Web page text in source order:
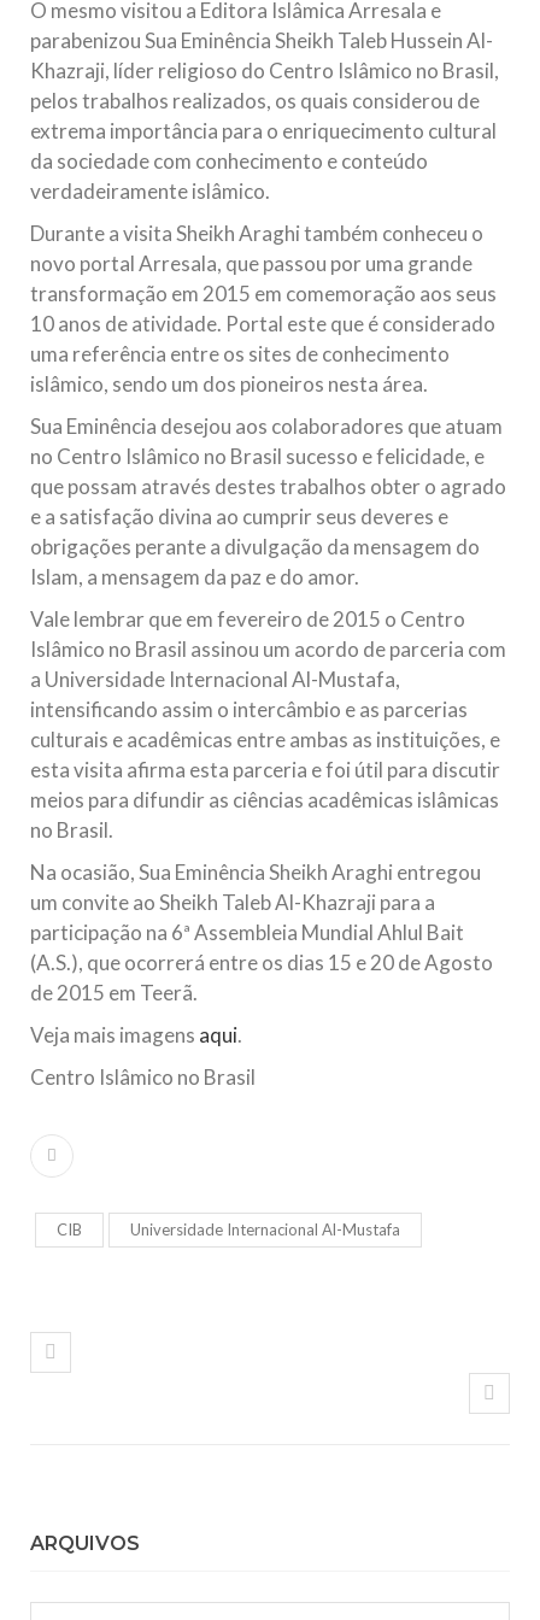
O mesmo visitou a Editora Islâmica Arresala e
parabenizou Sua Eminência Sheikh Taleb Hussein Al-
Khazraji, líder religioso do Centro Islâmico no Brasil,
pelos trabalhos realizados, os quais considerou de
extrema importância para o enriquecimento cultural
da sociedade com conhecimento e conteúdo
verdadeiramente islâmico.
Durante a visita Sheikh Araghi também conheceu o
novo portal Arresala, que passou por uma grande
transformação em 2015 em comemoração aos seus
10 anos de atividade. Portal este que é considerado
uma referência entre os sites de conhecimento
islâmico, sendo um dos pioneiros nesta área.
Sua Eminência desejou aos colaboradores que atuam
no Centro Islâmico no Brasil sucesso e felicidade, e
que possam através destes trabalhos obter o agrado
e a satisfação divina ao cumprir seus deveres e
obrigações perante a divulgação da mensagem do
Islam, a mensagem da paz e do amor.
Vale lembrar que em fevereiro de 2015 o Centro
Islâmico no Brasil assinou um acordo de parceria com
a Universidade Internacional Al-Mustafa,
intensificando assim o intercâmbio e as parcerias
culturais e acadêmicas entre ambas as instituições, e
esta visita afirma esta parceria e foi útil para discutir
meios para difundir as ciências acadêmicas islâmicas
no Brasil.
Na ocasião, Sua Eminência Sheikh Araghi entregou
um convite ao Sheikh Taleb Al-Khazraji para a
participação na 6ª Assembleia Mundial Ahlul Bait
(A.S.), que ocorrerá entre os dias 15 e 20 de Agosto
de 2015 em Teerã.
Veja mais imagens aqui.
Centro Islâmico no Brasil
CIB Universidade Internacional Al-Mustafa
ARQUIVOS
Arquivos